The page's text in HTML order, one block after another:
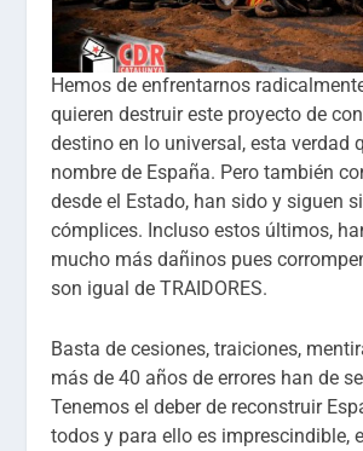
Hemos de enfrentarnos
quieren destruir este proyecto de
destino en lo universal, esta verdad
nombre de España. Pero también
desde el Estado, han sido y siguen
cómplices. Incluso estos últimos,
mucho más dañinos pues
son igual de TRAIDORES.
Basta de cesiones, traiciones,
más de 40 años de errores han de
Tenemos el deber de reconstruir
todos y para ello es imprescindible,